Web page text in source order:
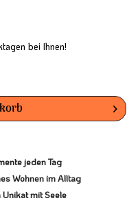
bei Ihnen!
jeden Tag
Wohnen im Alltag
mit Seele